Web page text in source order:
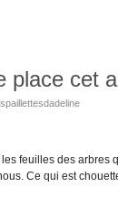
place cet
feuilles des arbres
Ce qui est